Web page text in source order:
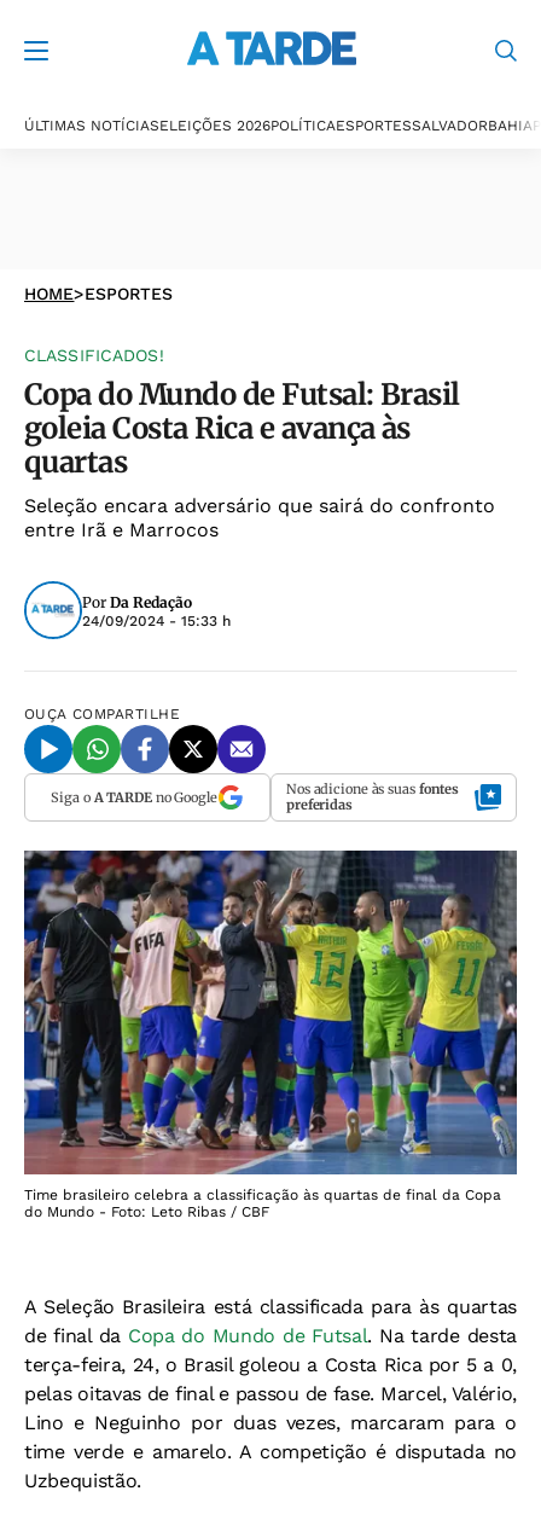
ÚLTIMAS NOTÍCIASELEIÇÕES 2026POLÍTICAESPORTESSALVADORBAHIA
HOME>ESPORTES
CLASSIFICADOS!
Copa do Mundo de Futsal: Brasil
goleia Costa Rica e avança às
quartas
Seleção encara adversário que sairá do confronto
entre Irã e Marrocos
Por Da Redação
24/09/2024 - 15:33 h
OUÇA COMPARTILHE
Siga o A TARDEno Google Nos adicione às suas fontes
preferidas
Time brasileiro celebra a classificação às quartas de final da Copa
do Mundo - Foto: Leto Ribas / CBF
A Seleção Brasileira está classificada para às quartas
de final da Copa do Mundo de Futsal. Na tarde desta
terça-feira, 24, o Brasil goleou a Costa Rica por 5 a 0,
pelas oitavas de final e passou de fase. Marcel, Valério,
Lino e Neguinho por duas vezes, marcaram para o
time verde e amarelo. A competição é disputada no
Uzbequistão.